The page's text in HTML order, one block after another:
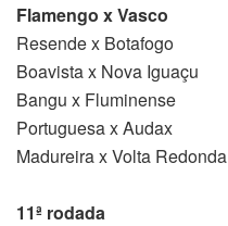
Flamengo x Vasco
Resende x Botafogo
Boavista x Nova Iguaçu
Bangu x Fluminense
Portuguesa x Audax
Madureira x Volta Redonda
11ª rodada